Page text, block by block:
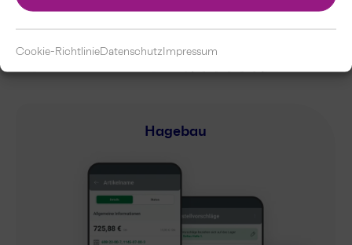
Cookie-RichtlinieDatenschutz Impressum
Hagebau